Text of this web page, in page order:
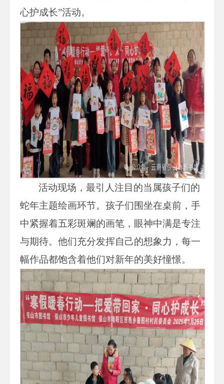
心护成长”活动。
活动现场，最引人注目的当属孩子们的
蛇年主题绘画环节。孩子们围坐在桌前，手
中紧握着五彩斑斓的画笔，眼神中满是专注
与期待。他们充分发挥自己的想象力，每一
幅作品都饱含着他们对新年的美好憧憬。